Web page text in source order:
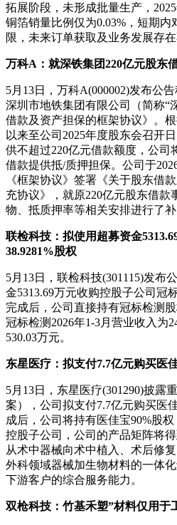
拓展阶段，未形成批量生产，
铜箔销量比例仅为0.03%，短期
限，未来订单获取及业务发展存在
万科A：就深铁集团220亿元股东
5月13日，万科A(000002)发布公
深圳市地铁集团有限公司（简称“
借款及资产担保的框架协议》。
以来至公司2025年度股东会召开
供不超过220亿元借款额度，公司
借款提供抵/质押担保。公司于
《框架协议》签署《关于股东借
充协议》，就原220亿元股东借款
物、抵质押率等相关安排进行了补
联检科技：拟使用超募资金
38.9281%股权
5月13日，联检科技(301115)发布
金5313.69万元收购控股子公司冠
完成后，公司直接持有冠标检测股
冠标检测2026年1-3月营业收入为
530.03万元。
东星医疗：拟支付7.7亿元购买医
5月13日，东星医疗(301290)披露
案），公司拟支付7.7亿元购买医
成后，公司将持有医佳宝90%股
控股子公司，公司的产品矩阵将
从术中器械向术中植入、术后修
外科领域器械加生物材料的一体
下游客户的综合服务能力。
双枪科技：竹基禾塑”材料仅用于